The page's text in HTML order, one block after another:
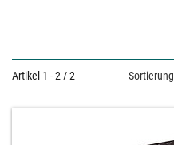
Artikel 1 - 2 / 2 Sortierung